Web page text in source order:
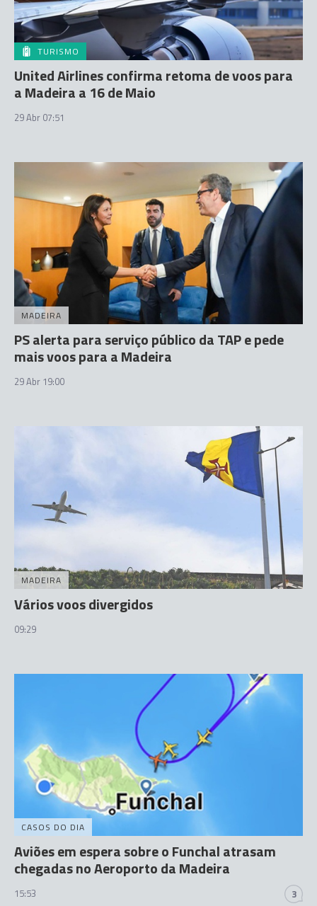
TURISMO
United Airlines confirma retoma de voos para
a Madeira a 16 de Maio
29 Abr 07:51
MADEIRA
PS alerta para serviço público da TAP e pede
mais voos para a Madeira
29 Abr 19:00
MADEIRA
Vários voos divergidos
09:29
CASOS DO DIA
Aviões em espera sobre o Funchal atrasam
chegadas no Aeroporto da Madeira
15:53 3